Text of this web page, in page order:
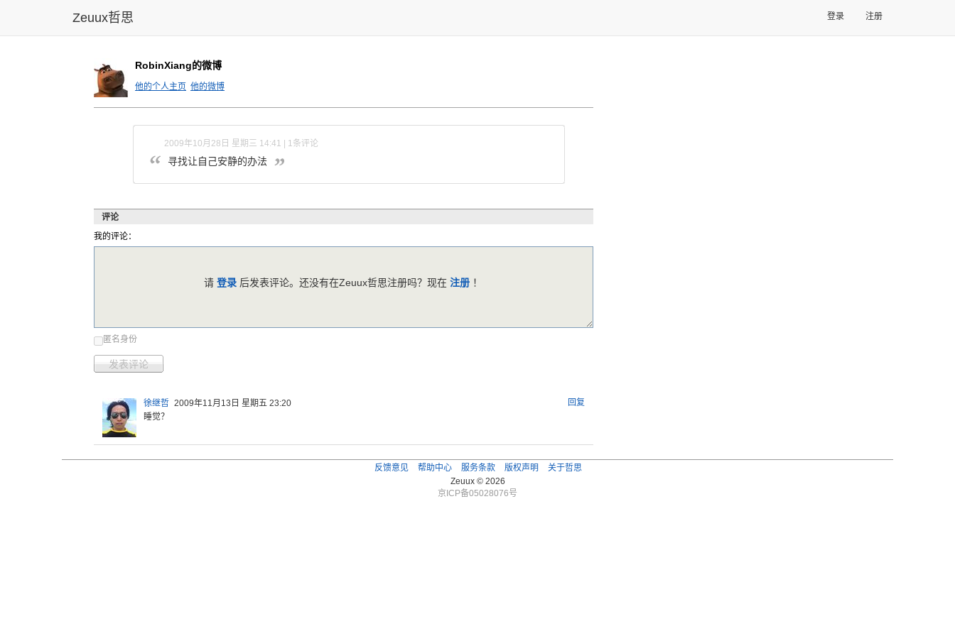
Zeuux哲思 登录 注册
RobinXiang的微博
他的个人主页 他的微博
2009年10月28日 星期三 14:41 | 1条评论
寻找让自己安静的办法
评论
我的评论：
匿名身份
发表评论
请登录 后发表评论。还没有在Zeuux哲思注册吗？现在注册 ！
回复
徐继哲 2009年11月13日 星期五 23:20
睡觉？
反馈意见 帮助中心 服务条款 版权声明
关于哲思
Zeuux © 2026
京ICP备05028076号